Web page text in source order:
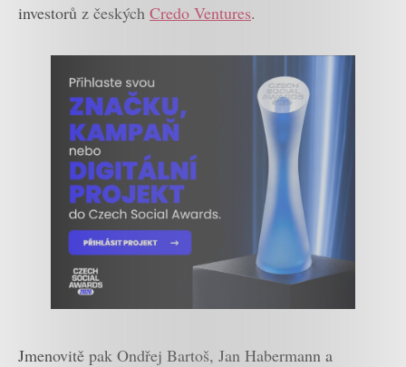
investorů z českých Credo Ventures.
Jmenovitě pak Ondřej Bartoš, Jan Habermann a